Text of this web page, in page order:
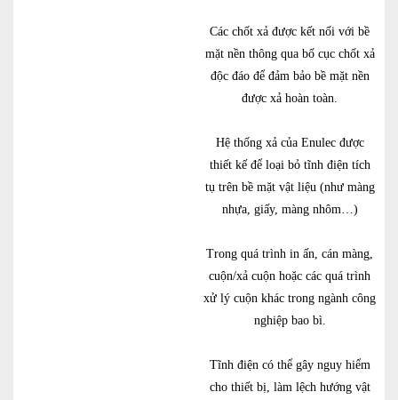
Các chốt xả được kết nối với bề
mặt nền thông qua bố cục chốt xả
độc đáo để đảm bảo bề mặt nền
được xả hoàn toàn.
Hệ thống xả của Enulec được
thiết kế để loại bỏ tĩnh điện tích
tụ trên bề mặt vật liệu (như màng
nhựa, giấy, màng nhôm…)
Trong quá trình in ấn, cán màng,
cuộn/xả cuộn hoặc các quá trình
xử lý cuộn khác trong ngành công
nghiệp bao bì.
Tĩnh điện có thể gây nguy hiểm
cho thiết bị, làm lệch hướng vật